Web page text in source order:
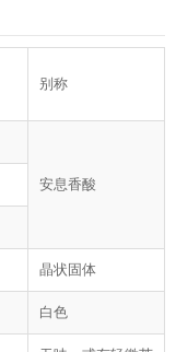
别称
安息香酸
晶状固体
白色